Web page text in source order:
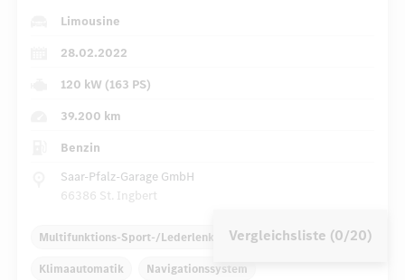
Limousine
28.02.2022
120 kW (163 PS)
39.200 km
Benzin
Saar-Pfalz-Garage GmbH
66386 St. Ingbert
Multifunktions-Sport-/Lederlenkrad Dekoreinlagen
Klimaautomatik Navigationssystem
Vergleichsliste (0/20)